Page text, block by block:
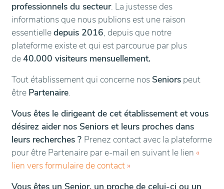
professionnels du secteur. La justesse des
informations que nous publions est une raison
essentielledepuis 2016, depuis que notre
plateforme existe et qui est parcourue par plus
de40.000 visiteurs mensuellement.
Tout établissement qui concerne nos Seniors peut
être Partenaire.
Vous êtes le dirigeant de cet établissement et vous
désirez aider nos Seniors et leurs proches dans
leurs recherches ? Prenez contact avec la plateforme
pour être Partenaire par e-mail en suivant le lien «
lien vers formulaire de contact »
Vous êtes un Senior, un proche de celui-ci ou un